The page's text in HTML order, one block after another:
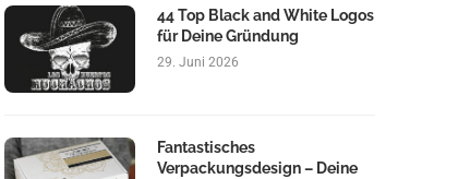
44 Top Black and White Logos
für Deine Gründung
29. Juni 2026
Fantastisches
Verpackungsdesign – Deine